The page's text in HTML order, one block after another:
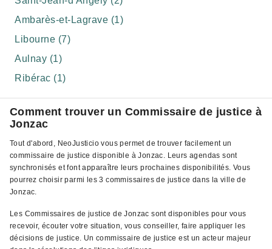
Ambarès-et-Lagrave (1)
Libourne (7)
Aulnay (1)
Ribérac (1)
Comment trouver un Commissaire de justice à
Jonzac
Tout d'abord, NeoJusticio vous permet de trouver facilement un
commissaire de justice disponible à Jonzac. Leurs agendas sont
synchronisés et font apparaître leurs prochaines disponibilités. Vous
pourrez choisir parmi les 3 commissaires de justice dans la ville de
Jonzac.
Les Commissaires de justice de Jonzac sont disponibles pour vous
recevoir, écouter votre situation, vous conseiller, faire appliquer les
décisions de justice. Un commissaire de justice est un acteur majeur